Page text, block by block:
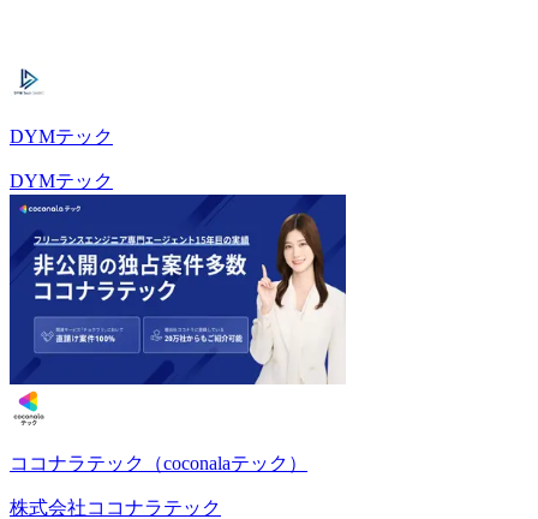
DYMテック
DYMテック
ココナラテック（coconalaテック）
株式会社ココナラテック